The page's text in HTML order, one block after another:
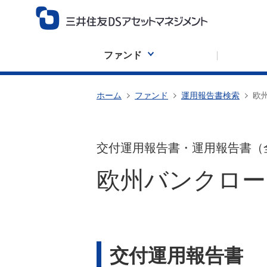
ファンド
ホーム ファンド 運用報告書検索 欧
交付運用報告書・運用報告書（
欧州バンクロ
交付運用報告書